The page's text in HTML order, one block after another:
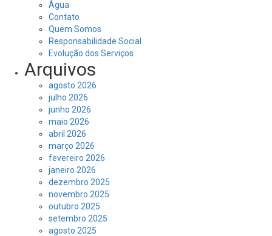
Água
Contato
Quem Somos
Responsabilidade Social
Evolução dos Serviços
Arquivos
agosto 2026
julho 2026
junho 2026
maio 2026
abril 2026
março 2026
fevereiro 2026
janeiro 2026
dezembro 2025
novembro 2025
outubro 2025
setembro 2025
agosto 2025